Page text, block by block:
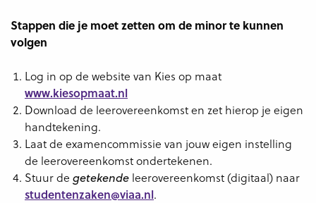
Stappen die je moet zetten om de minor te kunnen
volgen
Log in op de website van Kies op maat
www.kiesopmaat.nl
Download de leerovereenkomst en zet hierop je eigen
handtekening.
Laat de examencommissie van jouw eigen instelling
de leerovereenkomst ondertekenen.
Stuur de getekende leerovereenkomst (digitaal) naar
studentenzaken@viaa.nl.